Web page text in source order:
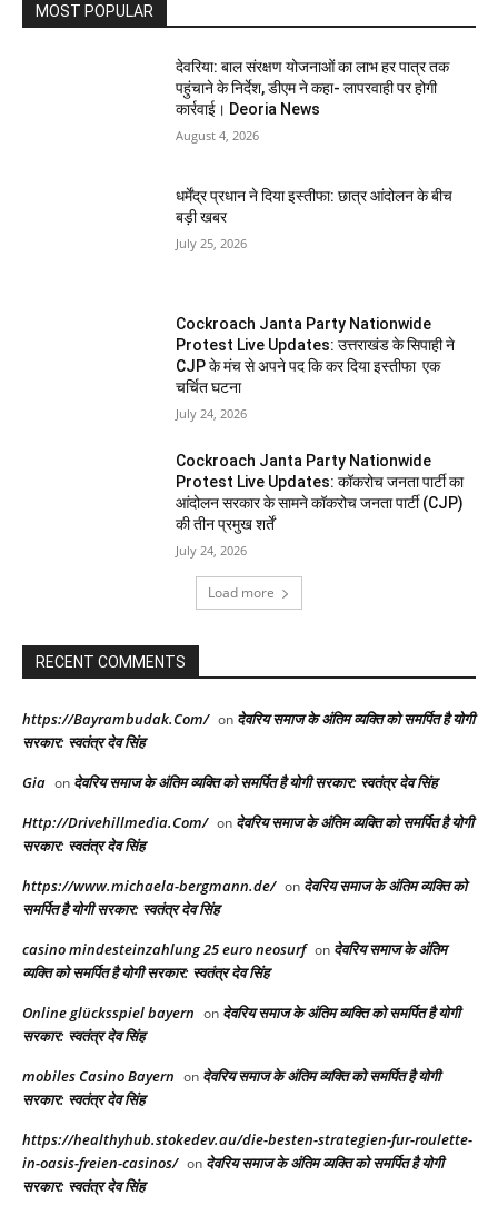
MOST POPULAR
देवरिया: बाल संरक्षण योजनाओं का लाभ हर पात्र तक
पहुंचाने के निर्देश, डीएम ने कहा- लापरवाही पर होगी
कार्रवाई। Deoria News
August 4, 2026
धर्मेंद्र प्रधान ने दिया इस्तीफा: छात्र आंदोलन के बीच
बड़ी खबर
July 25, 2026
Cockroach Janta Party Nationwide
Protest Live Updates: उत्तराखंड के सिपाही ने
CJP के मंच से अपने पद कि कर दिया इस्तीफा एक
चर्चित घटना
July 24, 2026
Cockroach Janta Party Nationwide
Protest Live Updates: कॉकरोच जनता पार्टी का
आंदोलन सरकार के सामने कॉकरोच जनता पार्टी (CJP)
की तीन प्रमुख शर्तें
July 24, 2026
Load more
RECENT COMMENTS
https://Bayrambudak.Com/ on देवरिय समाज के अंतिम व्यक्ति को समर्पित है योगी
सरकार: स्वतंत्र देव सिंह
Gia on देवरिय समाज के अंतिम व्यक्ति को समर्पित है योगी सरकार: स्वतंत्र देव सिंह
Http://Drivehillmedia.Com/ on देवरिय समाज के अंतिम व्यक्ति को समर्पित है योगी
सरकार: स्वतंत्र देव सिंह
https://www.michaela-bergmann.de/ on देवरिय समाज के अंतिम व्यक्ति को
समर्पित है योगी सरकार: स्वतंत्र देव सिंह
casino mindesteinzahlung 25 euro neosurf on देवरिय समाज के अंतिम
व्यक्ति को समर्पित है योगी सरकार: स्वतंत्र देव सिंह
Online glücksspiel bayern on देवरिय समाज के अंतिम व्यक्ति को समर्पित है योगी
सरकार: स्वतंत्र देव सिंह
mobiles Casino Bayern on देवरिय समाज के अंतिम व्यक्ति को समर्पित है योगी
सरकार: स्वतंत्र देव सिंह
https://healthyhub.stokedev.au/die-besten-strategien-fur-roulette-
in-oasis-freien-casinos/ on देवरिय समाज के अंतिम व्यक्ति को समर्पित है योगी
सरकार: स्वतंत्र देव सिंह